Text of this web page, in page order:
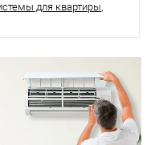
для квартиры,